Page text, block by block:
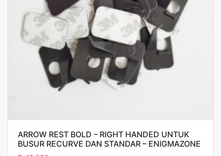
ARROW REST BOLD – RIGHT HANDED UNTUK
BUSUR RECURVE DAN STANDAR – ENIGMAZONE